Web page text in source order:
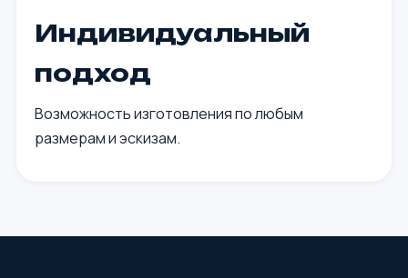
Индивидуальный
подход
Возможность изготовления по любым
размерам и эскизам.